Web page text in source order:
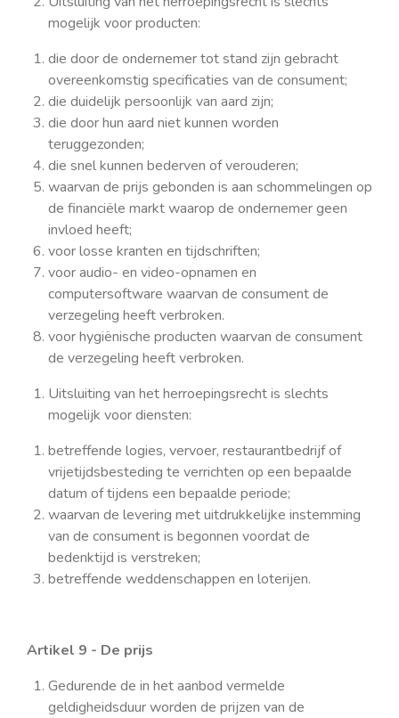
mogelijk voor producten:
die door de ondernemer tot stand zijn gebracht
overeenkomstig specificaties van de consument;
die duidelijk persoonlijk van aard zijn;
die door hun aard niet kunnen worden
teruggezonden;
die snel kunnen bederven of verouderen;
waarvan de prijs gebonden is aan schommelingen op
de financiële markt waarop de ondernemer geen
invloed heeft;
voor losse kranten en tijdschriften;
voor audio- en video-opnamen en
computersoftware waarvan de consument de
verzegeling heeft verbroken.
voor hygiënische producten waarvan de consument
de verzegeling heeft verbroken.
Uitsluiting van het herroepingsrecht is slechts
mogelijk voor diensten:
betreffende logies, vervoer, restaurantbedrijf of
vrijetijdsbesteding te verrichten op een bepaalde
datum of tijdens een bepaalde periode;
waarvan de levering met uitdrukkelijke instemming
van de consument is begonnen voordat de
bedenktijd is verstreken;
betreffende weddenschappen en loterijen.
Artikel 9 - De prijs
Gedurende de in het aanbod vermelde
geldigheidsduur worden de prijzen van de